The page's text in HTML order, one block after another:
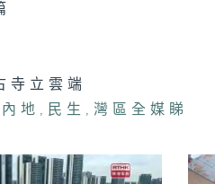
寺立雲端
內地 , 民生 , 灣區全媒睇